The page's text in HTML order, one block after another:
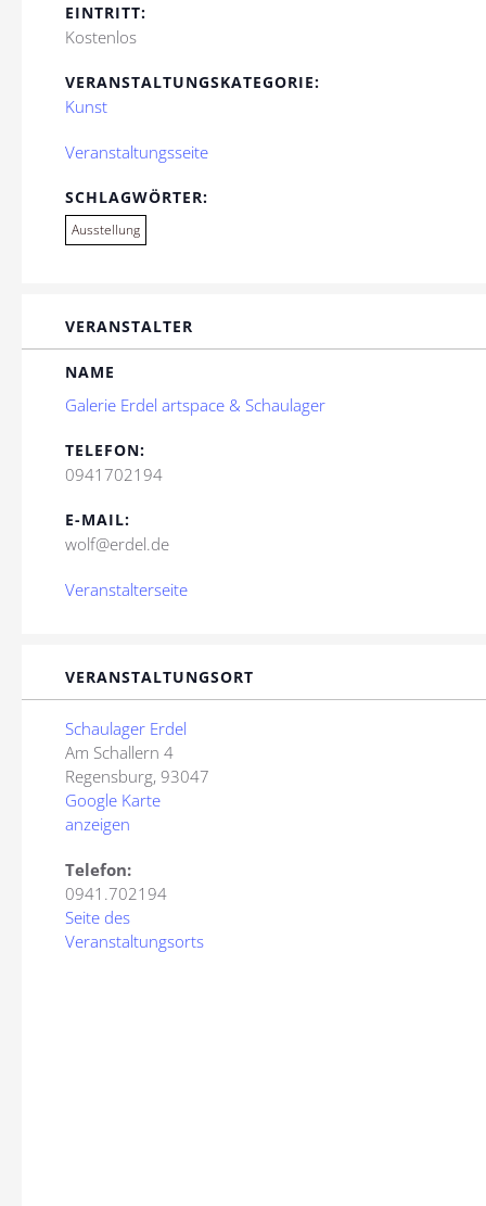
EINTRITT:
Kostenlos
VERANSTALTUNGSKATEGORIE:
Kunst
Veranstaltungsseite
SCHLAGWÖRTER:
Ausstellung
VERANSTALTER
NAME
Galerie Erdel artspace & Schaulager
TELEFON:
0941702194
E-MAIL:
wolf@erdel.de
Veranstalterseite
VERANSTALTUNGSORT
Schaulager Erdel
Am Schallern 4
Regensburg, 93047
Google Karte
anzeigen
Telefon:
0941.702194
Seite des
Veranstaltungsorts